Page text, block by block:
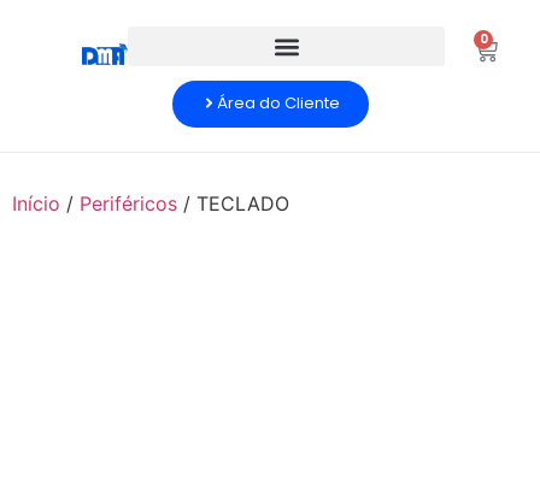
0
Área do Cliente
Início / Periféricos / TECLADO